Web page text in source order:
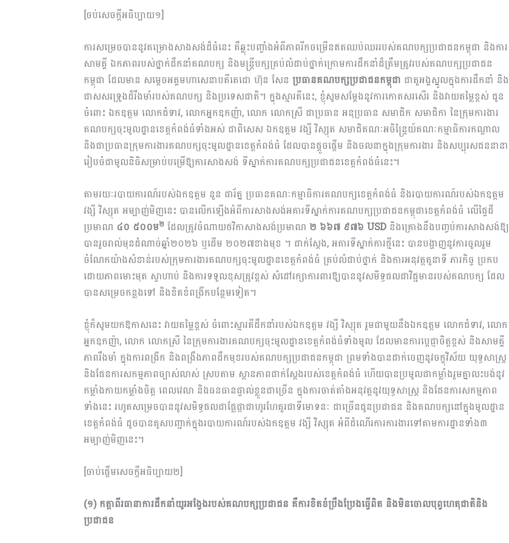
[ចប់សេចក្តីអធិប្បាយ១]
ការសម្រេចបាននូវគម្រោងសាងសង់ដ៏ធំនេះ គឺឆ្លុះបញ្ចាំងអំពីភាពរីកចម្រើនឥតឈប់ឈររបស់គណបក្សប្រជាជនកម្ពុជា និងការ
សាមគ្គី ឯកភាពរបស់ថ្នាក់ដឹកនាំគណបក្ស និងមន្រ្តីបក្សគ្រប់លំដាប់ថ្នាក់ក្រោមការដឹកនាំដ៏ត្រឹមត្រូវរបស់គណបក្សប្រជាជន
កម្ពុជា ដែលមាន សម្តេចអគ្គមហាសេនាបតីតេជោ ហ៊ុន សែន ប្រធានគណបក្សប្រជាជនកម្ពុជា ជាតួអង្គស្នូលក្នុងការដឹកនាំ និង
ជាសសរទ្រូងដ៏រឹងមាំរបស់គណបក្ស និងប្រទេសជាតិ។ ក្នុងស្មារតីនេះ, ខ្ញុំសូមសម្តែងនូវការកោតសរសើរ និងវាយតម្លៃខ្ពស់ ជូន
ចំពោះ ឯកឧត្តម លោកជំទាវ, លោកអ្នកឧកញ៉ា, លោក លោកស្រី ជាប្រធាន អនុប្រធាន សមាជិក សមាជិកា នៃក្រុមការងារ
គណបក្សចុះមូលដ្ឋានខេត្តកំពង់ធំទាំងអស់ ជាពិសេស ឯកឧត្តម វង្សី វិស្សុត សមាជិគណៈអចិន្ត្រៃយ៍គណៈកម្មាធិការកណ្តាល
និងជាប្រធានក្រុមការងារគណបក្សចុះមូលដ្ឋានខេត្តកំពង់ធំ ដែលបានផ្តួចផ្តើម និងចលនាក្នុងក្រុមការងារ និងសប្បុរសជននានា
រៀបចំជាមូលនិធិសម្រាប់បម្រើឱ្យការសាងសង់ ទីស្នាក់ការគណបក្សប្រជាជនខេត្តកំពង់ធំនេះ។
តាមរយៈរបាយការណ៍របស់ឯកឧត្តម នួន ផារ័ត្ន ប្រធានគណៈកម្មាធិការ​គណបក្សខេត្តកំពង់ធំ និងរបាយការណ៍របស់ឯកឧត្តម
វង្សី វិស្សុត អម្បាញ់មិញនេះ បានលើកឡើងអំពីការសាងសង់អគារទីស្នាក់ការគណបក្សប្រជាជនកម្ពុជាខេត្តកំពង់ធំ លើផ្ទៃដី
ប្រមាណ ៤០ ៥០០ម២ ​ដែលត្រូវចំណាយថវិកាសាងសង់ប្រមាណ ២ ៦៦៧ ៩៧៦ USD និងគ្រោងនឹងបញ្ចប់ការសាងសង់ឱ្យ
បានរួចរាល់មុនដំណាច់ឆ្នាំ២០២៦ ឬដើម ២០២៧ខាងមុខ ។ ជាក់ស្ដែង, អគារទីស្នាក់ការថ្មីនេះ បានបង្ហាញនូវការចូលរួម
ចំណែកយ៉ាងសំខាន់របស់ក្រុមការងារគណបក្សចុះមូលដ្ឋានខេត្តកំពង់ធំ គ្រប់លំដាប់ថ្នាក់ និងការអនុវត្តតួនាទី ភារកិច្ច ប្រកប
ដោយភាពមោះមុត ស្វាហាប់ និងការទទួលខុសត្រូវខ្ពស់ សំដៅរក្សាការពារឱ្យបាននូវសមិទ្ធផលជាវិជ្ជមានរបស់គណបក្ស ដែល
បានសម្រេចកន្លងទៅ និងខិតខំពង្រីកបន្ថែមទៀត។
ខ្ញុំក៏សូមយកឱកាសនេះ វាយតម្លៃខ្ពស់ ចំពោះស្មារតីដឹកនាំរបស់ឯកឧត្តម វង្សី វិស្សុត រួមជាមួយនឹងឯកឧត្តម លោកជំទាវ, លោក
អ្នកឧកញ៉ា, លោក លោកស្រី នៃក្រុមការងារគណបក្សចុះមូលដ្ឋានខេត្តកំពង់ធំទាំងមូល ដែលមានការប្តេជ្ញាចិត្តខ្ពស់ និងសាមគ្គី
ភាពរឹងមាំ ក្នុងការពង្រីក និងពង្រឹងភាពដឹកមុខរបស់គណបក្សប្រជាជនកម្ពុជា ព្រមទាំងបានដាក់ចេញនូវចក្ខុវិស័យ យុទ្ធសាស្រ្ត
និងផែនការសកម្មភាពច្បាស់លាស់ ស្របតាម ស្ថានភាពជាក់ស្តែងរបស់ខេត្តកំពង់ធំ ហើយបានប្រមូលជាកម្លាំងរួមគ្នាលះបង់នូវ
កម្លាំងកាយកម្លាំងចិត្ត ពេលវេលា និងធនធានផ្ទាល់ខ្លួនជាច្រើន ក្នុងការចាត់តាំងអនុវត្តនូវយុទ្ធសាស្រ្ត និងផែនការសកម្មភាព
ទាំងនេះ រហូតសម្រេចបាននូវសមិទ្ធផលជាផ្លែផ្កាជាហូរហែគួរជាទីមោទនៈ ជាច្រើនជូនប្រជាជន និងគណបក្សនៅក្នុងមូលដ្ឋាន
ខេត្តកំពង់ធំ ដូចបានគូសបញ្ជាក់ក្នុងរបាយការណ៍របស់ឯកឧត្តម វង្សី វិស្សុត អំពីដំណើរការការងារទៅតាមការដ្ឋានទាំង៣ ​
អម្បាញ់មិញនេះ។
[ចាប់ផ្តើមសេចក្តីអធិប្បាយ២]
(១) កត្តាពីរធា​នាការដឹកនាំយូរអង្វែងរបស់គណបក្សប្រជាជន គឺការខិតខំប្រឹងប្រែងធ្វើពិត និងមិនចោលបុព្វហេតុជាតិនិង
ប្រជាជន